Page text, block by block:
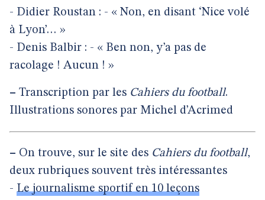
- Didier Roustan : - « Non, en disant ‘Nice volé
à Lyon’… »
- Denis Balbir : - « Ben non, y’a pas de
racolage ! Aucun ! »
– Transcription par les Cahiers du football.
Illustrations sonores par Michel d’Acrimed
– On trouve, sur le site des Cahiers du football,
deux rubriques souvent très intéressantes
- Le journalisme sportif en 10 leçons